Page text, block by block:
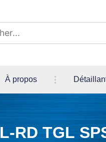
À propos
L-RD TGL